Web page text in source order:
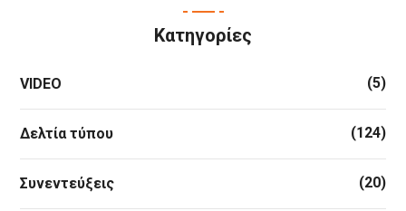
Κατηγορίες
VIDEO (5)
Δελτία τύπου (124)
Συνεντεύξεις (20)